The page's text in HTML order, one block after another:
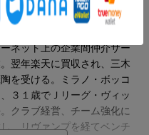
７３年生まれ。早稲田大学
ネット上の企業間仲介サー
翌年楽天に買収され、三木
を受ける。ミラノ・ボッコ
３１歳でＪリーグ・ヴィッ
クラブ経営、チーム強化に
、リヴァンプを経てベンチ